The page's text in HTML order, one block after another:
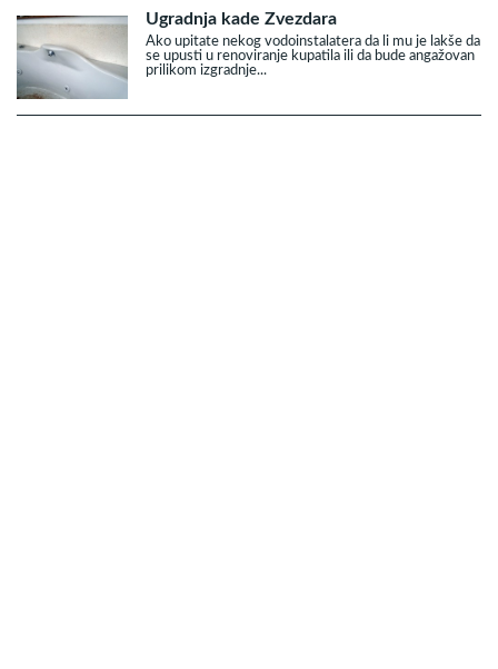
Ugradnja kade Zvezdara
Ako upitate nekog vodoinstalatera da li mu je lakše da
se upusti u renoviranje kupatila ili da bude angažovan
prilikom izgradnje...